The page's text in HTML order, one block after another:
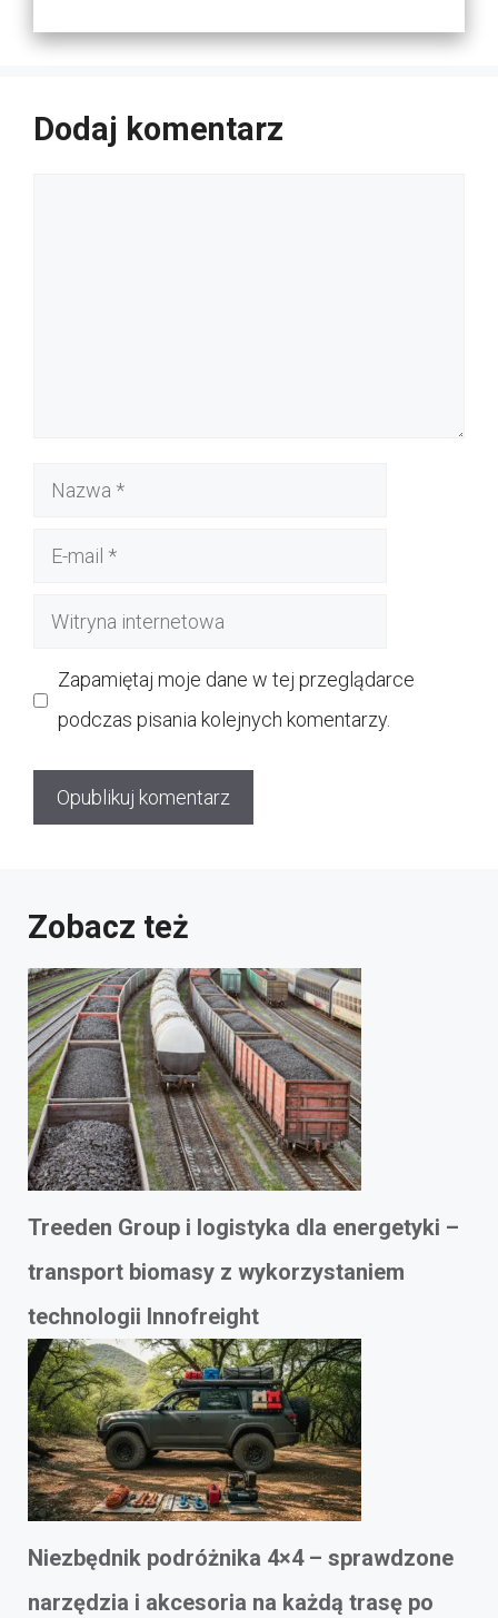
Dodaj komentarz
Nazwa
Witryna
Zapamiętaj moje dane w tej przeglądarce
podczas pisania kolejnych komentarzy.
Zobacz też
Treeden Group i logistyka dla energetyki –
transport biomasy z wykorzystaniem
technologii Innofreight
Niezbędnik podróżnika 4×4 – sprawdzone
narzędzia i akcesoria na każdą trasę po